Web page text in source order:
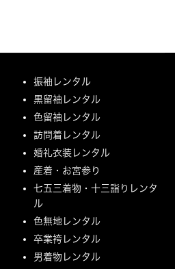
振袖レンタル
黒留袖レンタル
色留袖レンタル
訪問着レンタル
婚礼衣装レンタル
産着・お宮参り
七五三着物・十三詣りレンタ
ル
色無地レンタル
卒業袴レンタル
男着物レンタル